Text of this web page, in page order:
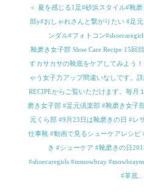
＜ 夏を感じる1足#砂浜スタイル#靴
部y#おしゃれさんと繋がりたい #足
ンダル#フォトコン
.靴磨き女子部 Shoe Care Recipe 15
すカサカサの靴底をケアしてみよう
ゃう女子力アップ間違いなしです。
RECIPEからご覧いただけます。毎月
磨き女子部 #足元倶楽部 #靴磨き女子
元くら部 #9月23日は靴磨きの日 #レ
仕事靴 #動画で見るシューケアレシ
き #シューケア #靴磨きの日
#shoecaregirls #mmowbray
#革底…